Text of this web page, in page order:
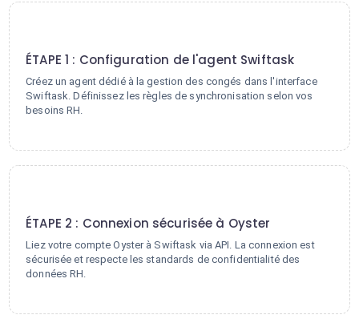
ÉTAPE 1 : Configuration de l'agent Swiftask
Créez un agent dédié à la gestion des congés dans l'interface
Swiftask. Définissez les règles de synchronisation selon vos
besoins RH.
ÉTAPE 2 : Connexion sécurisée à Oyster
Liez votre compte Oyster à Swiftask via API. La connexion est
sécurisée et respecte les standards de confidentialité des
données RH.